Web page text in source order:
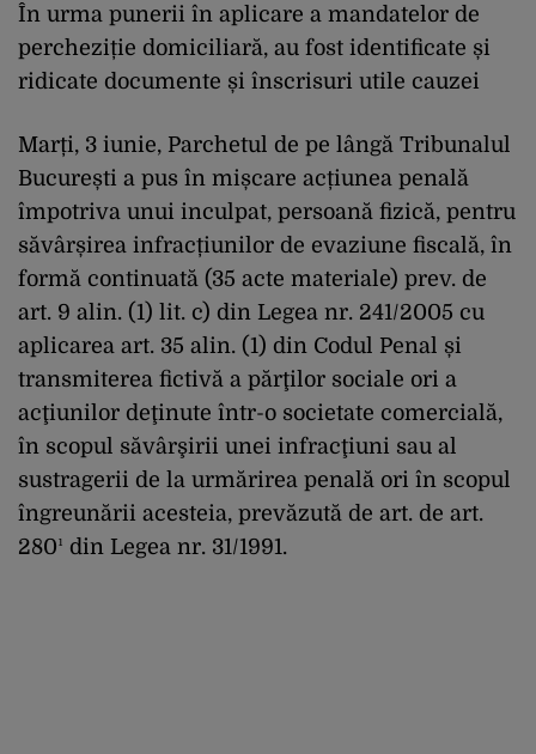
În urma punerii în aplicare a mandatelor de
percheziție domiciliară, au fost identificate și
ridicate documente și înscrisuri utile cauzei
Marți, 3 iunie, Parchetul de pe lângă Tribunalul
București a pus în mișcare acțiunea penală
împotriva unui inculpat, persoană fizică, pentru
săvârșirea infracțiunilor de evaziune fiscală, în
formă continuată (35 acte materiale) prev. de
art. 9 alin. (1) lit. c) din Legea nr. 241/2005 cu
aplicarea art. 35 alin. (1) din Codul Penal și
transmiterea fictivă a părţilor sociale ori a
acţiunilor deţinute într-o societate comercială,
în scopul săvârşirii unei infracţiuni sau al
sustragerii de la urmărirea penală ori în scopul
îngreunării acesteia, prevăzută de art. de art.
280¹ din Legea nr. 31/1991.